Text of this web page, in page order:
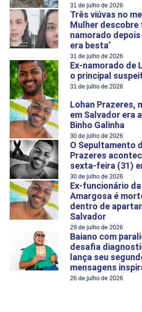
31 de julho de 2026
Três viúvas no
Mulher descobre
namorado depois
era besta’
31 de julho de 2026
Ex-namorado de
o principal
31 de julho de 2026
Lohan Prazeres,
em Salvador era
Binho Galinha
30 de julho de 2026
O Sepultamento
Prazeres
sexta-feira (31)
30 de julho de 2026
Ex-funcionário
Amargosa é
dentro de
Salvador
29 de julho de 2026
Baiano com
desafia
lança seu
mensagens
26 de julho de 2026